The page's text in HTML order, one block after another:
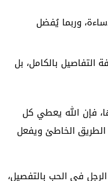
وربما يُفضل
التفاصيل بالكامل، بل
فإن الله يعطي كل
الطريق الخاطئ ويفعل
في الحب بالتفصيل،